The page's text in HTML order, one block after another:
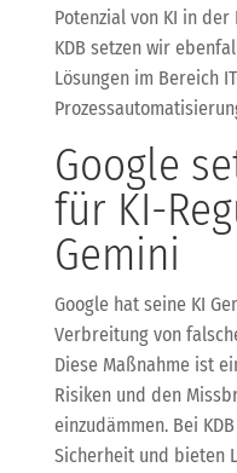
Potenzial von KI in
KDB setzen wir
Lösungen im Bereich
Google
für KI-
Gemini
Google hat seine KI
Verbreitung von
Diese Maßnahme ist
Risiken und den
einzudämmen. Bei
Sicherheit und bieten